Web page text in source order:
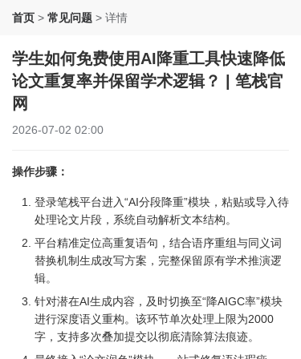
首页 > 常见问题 > 详情
学生如何免费使用AI降重工具快速降低
论文重复率并保留学术逻辑？ | 笔栈官
网
2026-07-02 02:00
操作步骤：
登录笔栈平台进入“AI分段降重”模块，粘贴或导入待
处理论文片段，系统自动解析文本结构。
平台精准定位高重复语句，结合语序重组与同义词
替换机制生成改写方案，完整保留原有学术推演逻
辑。
针对潜在AI生成内容，及时切换至“降AIGC率”模块
进行深度语义重构。该环节单次处理上限为2000
字，支持多次叠加提交以彻底清除算法痕迹。